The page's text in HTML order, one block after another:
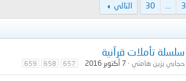
3
...
30 التالي
سلسلة تأملات قرآنية
حجابي يزين هامتي 7 أكتوبر 2016 657
658
659